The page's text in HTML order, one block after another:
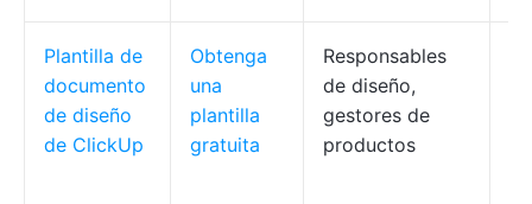
Plantilla de
documento
de diseño
de ClickUp
Obtenga
una
plantilla
gratuita
Responsables
de diseño,
gestores de
productos